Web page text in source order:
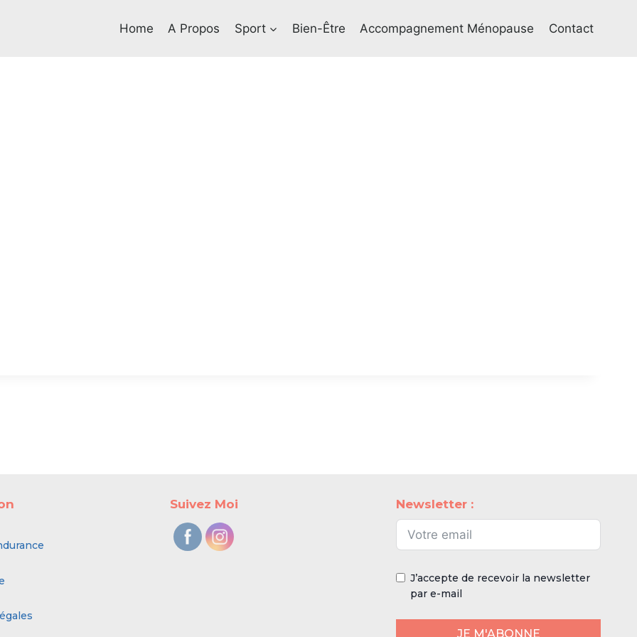
Home A Propos Sport Bien-Être Accompagnement Ménopause Contact
Suivez Moi Newsletter :
J’accepte de recevoir la newsletter
par e-mail
JE M'ABONNE